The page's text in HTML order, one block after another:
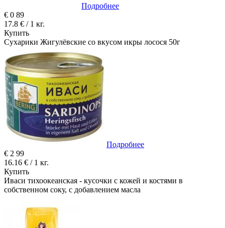
Подробнее
€ 0 89
17.8 € / 1 кг.
Купить
Сухарики Жигулёвские со вкусом икры лосося 50г
Подробнее
€ 2 99
16.16 € / 1 кг.
Купить
Иваси тихоокеанская - кусочки с кожей и костями в
собственном соку, с добавлением масла